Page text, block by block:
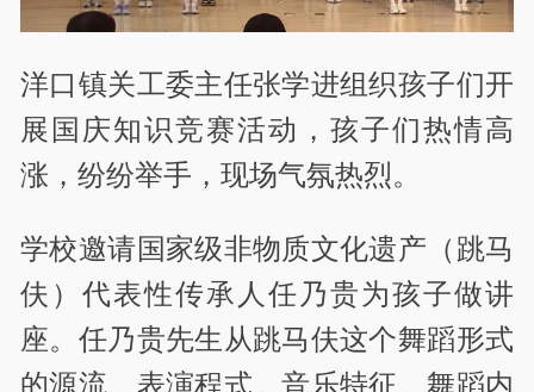
洋口镇关工委主任张学进组织孩子们开
展国庆知识竞赛活动，孩子们热情高
涨，纷纷举手，现场气氛热烈。
学校邀请国家级非物质文化遗产（跳马
伕）代表性传承人任乃贵为孩子做讲
座。任乃贵先生从跳马伕这个舞蹈形式
的源流、表演程式、音乐特征、舞蹈内